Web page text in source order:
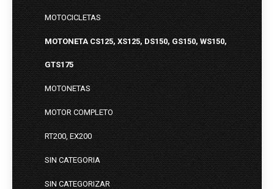
MOTOCICLETAS
MOTONETA CS125, XS125, DS150, GS150, WS150,
GTS175
MOTONETAS
MOTOR COMPLETO
RT200, EX200
SIN CATEGORIA
SIN CATEGORIZAR